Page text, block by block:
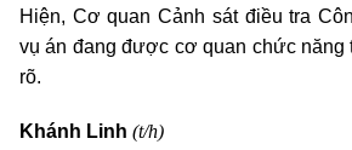
Hiện, Cơ quan Cảnh sát điều tra
vụ án đang được cơ quan chức năng
rõ.
Khánh Linh (t/h)